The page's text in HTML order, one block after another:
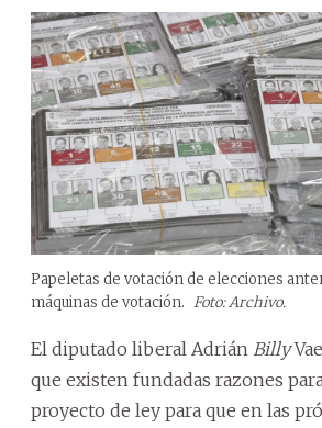
Papeletas de votación de elecciones
máquinas de votación. Foto: Archivo.
El diputado liberal Adrián Billy
que existen fundadas razones
proyecto de ley para que en las